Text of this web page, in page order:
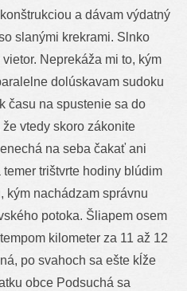
a dávam výdatný
slanými krekrami. Slnko
Neprekáža mi to, kým
dolúskavam sudoku
času na spustenie sa do
vtedy skoro zákonite
na seba čakať ani
trištvrte hodiny blúdim
kým nachádzam správnu
potoka. Šliapem osem
kilometer za 11 až 12
po svahoch sa ešte kĺže
obce Podsuchá sa